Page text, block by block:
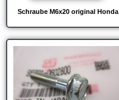
Schraube M6x20 original Honda